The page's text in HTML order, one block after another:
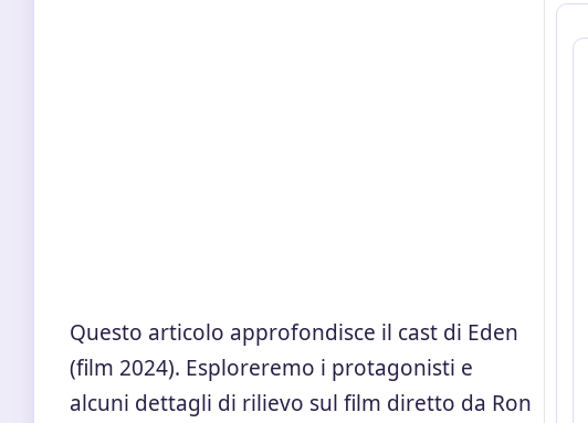
Questo articolo approfondisce il cast di Eden
(film 2024). Esploreremo i protagonisti e
alcuni dettagli di rilievo sul film diretto da Ron